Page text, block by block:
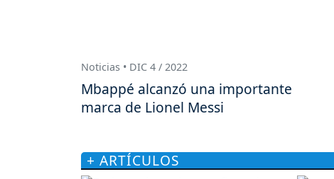
Noticias • DIC 4 / 2022
Mbappé alcanzó una importante
marca de Lionel Messi
+ ARTÍCULOS